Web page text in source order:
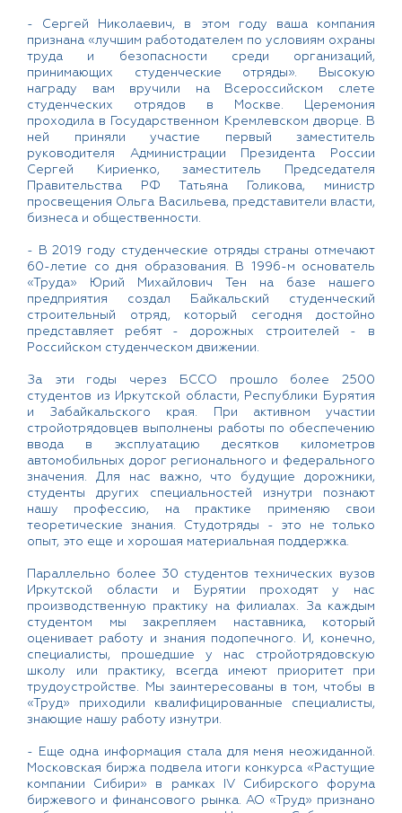
- Сергей Николаевич, в этом году ваша компания
признана «лучшим работодателем по условиям охраны
труда и безопасности среди организаций,
принимающих студенческие отряды». Высокую
награду вам вручили на Всероссийском слете
студенческих отрядов в Москве. Церемония
проходила в Государственном Кремлевском дворце. В
ней приняли участие первый заместитель
руководителя Администрации Президента России
Сергей Кириенко, заместитель Председателя
Правительства РФ Татьяна Голикова, министр
просвещения Ольга Васильева, представители власти,
бизнеса и общественности.
- В 2019 году студенческие отряды страны отмечают
60-летие со дня образования. В 1996-м основатель
«Труда» Юрий Михайлович Тен на базе нашего
предприятия создал Байкальский студенческий
строительный отряд, который сегодня достойно
представляет ребят - дорожных строителей - в
Российском студенческом движении.
За эти годы через БССО прошло более 2500
студентов из Иркутской области, Республики Бурятия
и Забайкальского края. При активном участии
стройотрядовцев выполнены работы по обеспечению
ввода в эксплуатацию десятков километров
автомобильных дорог регионального и федерального
значения. Для нас важно, что будущие дорожники,
студенты других специальностей изнутри познают
нашу профессию, на практике применяю свои
теоретические знания. Студотряды - это не только
опыт, это еще и хорошая материальная поддержка.
Параллельно более 30 студентов технических вузов
Иркутской области и Бурятии проходят у нас
производственную практику на филиалах. За каждым
студентом мы закрепляем наставника, который
оценивает работу и знания подопечного. И, конечно,
специалисты, прошедшие у нас стройотрядовскую
школу или практику, всегда имеют приоритет при
трудоустройстве. Мы заинтересованы в том, чтобы в
«Труд» приходили квалифицированные специалисты,
знающие нашу работу изнутри.
- Еще одна информация стала для меня неожиданной.
Московская биржа подвела итоги конкурса «Растущие
компании Сибири» в рамках IV Сибирского форума
биржевого и финансового рынка. АО «Труд» признано